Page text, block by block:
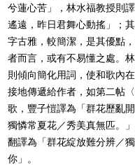
兮蓮心苦」，林水福教授則
遙遠，昨日君舞心動搖」；
字古雅，較簡潔，是其優點
者而言，或有不易懂之處。
則傾向簡化用詞，使和歌內
接地傳遞給作者，如第二帖
歌，豐子愷譯為「群花歷亂
獨憐常夏花／秀美真無匹。
翻譯為「群花綻放難分辨／
你」。